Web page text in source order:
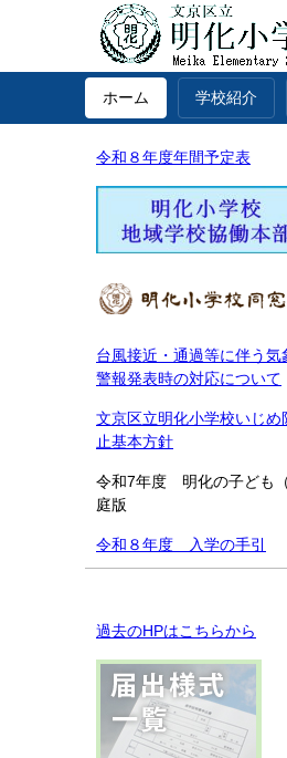
ホーム 学校紹介
令和８年度年間予定表
台風接近・通過等に伴う気
警報発表時の対応について
文京区立明化小学校いじめ
止基本方針
令和7年度 明化の子ども
庭版
令和８年度 入学の手引
過去のHPはこちらから